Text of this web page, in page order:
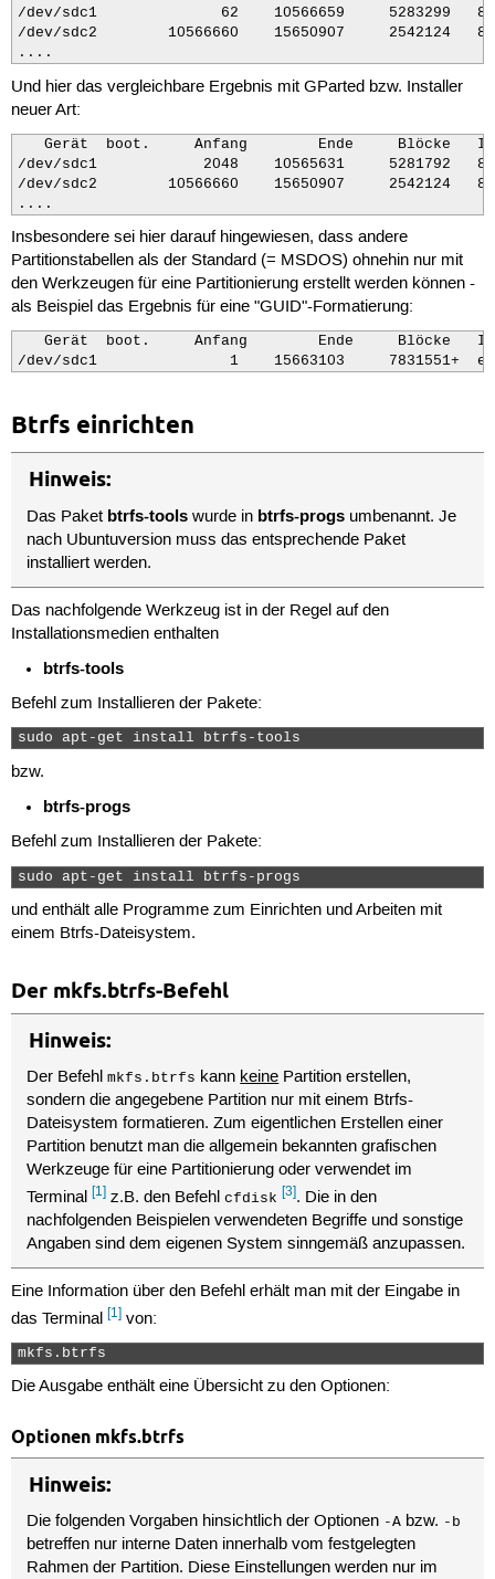
/dev/sdc1              62    10566659     5283299
/dev/sdc2        10566660    15650907     2542124
....
Und hier das vergleichbare Ergebnis mit GParted bzw. Installer
neuer Art:
Gerät  boot.     Anfang        Ende     Blöcke
/dev/sdc1            2048    10565631     5281792
/dev/sdc2        10566660    15650907     2542124
....
Insbesondere sei hier darauf hingewiesen, dass andere
Partitionstabellen als der Standard (= MSDOS) ohnehin nur mit
den Werkzeugen für eine Partitionierung erstellt werden können -
als Beispiel das Ergebnis für eine "GUID"-Formatierung:
Gerät  boot.     Anfang        Ende     Blöcke
/dev/sdc1               1    15663103     7831551+  ee
Btrfs einrichten
Hinweis:
Das Paket btrfs-tools wurde in btrfs-progs umbenannt. Je
nach Ubuntuversion muss das entsprechende Paket
installiert werden.
Das nachfolgende Werkzeug ist in der Regel auf den
Installationsmedien enthalten
btrfs-tools
Befehl zum Installieren der Pakete:
sudo apt-get install btrfs-tools
bzw.
btrfs-progs
Befehl zum Installieren der Pakete:
sudo apt-get install btrfs-progs
und enthält alle Programme zum Einrichten und Arbeiten mit
einem Btrfs-Dateisystem.
Der mkfs.btrfs-Befehl
Hinweis:
Der Befehlmkfs.btrfs kann keine Partition erstellen,
sondern die angegebene Partition nur mit einem Btrfs-
Dateisystem formatieren. Zum eigentlichen Erstellen einer
Partition benutzt man die allgemein bekannten grafischen
Werkzeuge für eine Partitionierung oder verwendet im
Terminal[1] z.B. den Befehlcfdisk [3]. Die in den
nachfolgenden Beispielen verwendeten Begriffe und sonstige
Angaben sind dem eigenen System sinngemäß anzupassen.
Eine Information über den Befehl erhält man mit der Eingabe in
das Terminal [1]von:
mkfs.btrfs
Die Ausgabe enthält eine Übersicht zu den Optionen:
Optionen mkfs.btrfs
Hinweis:
Die folgenden Vorgaben hinsichtlich der Optionen -A bzw. -b
betreffen nur interne Daten innerhalb vom festgelegten
Rahmen der Partition. Diese Einstellungen werden nur im